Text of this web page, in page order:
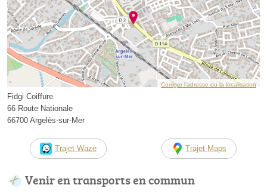
Corriger l’adresse ou la localisation
Fidgi Coiffure
66 Route Nationale
66700 Argelès-sur-Mer
Trajet Waze Trajet Maps
Venir en transports en commun